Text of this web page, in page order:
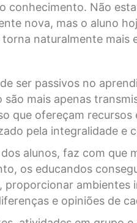
conhecimento. Não
nova, mas o aluno
naturalmente mais
ser passivos no
mais apenas
que ofereçam
pela integralidade e
alunos, faz com que
os educandos
ambientes
e opiniões de